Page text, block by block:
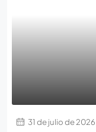
31 de julio de 2026